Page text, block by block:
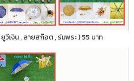
เงิน , ลายสก๊อต , ร่มพระ ) 55 บาท